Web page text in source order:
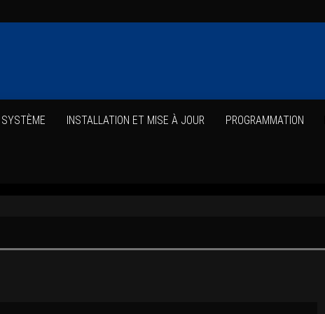
INS­TAL­LA­TION ET MISE À JOUR PRO­GRAM­MA­TION